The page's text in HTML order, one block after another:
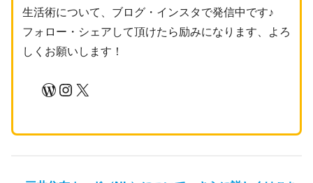
生活術について、ブログ・インスタで発信中です♪
フォロー・シェアして頂けたら励みになります、よろ
しくお願いします！
WordPress
Instagram
X